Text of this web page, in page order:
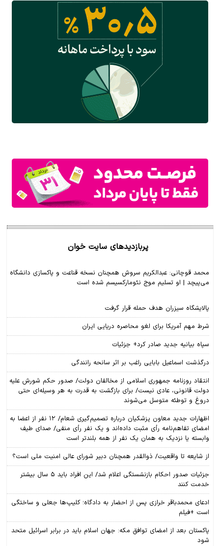
پربازدیدهای سایت خوان
محمد قوچانی: عبدالکریم سروش همچنان نسخه قناعت و پاکسازی دانشگاه
می‌پیچد | او تسلیم موج نئومارکسیسم شده است
پالایشگاه سیزران هدف حمله قرار گرفت
شرط مهم آمریکا برای لغو محاصره دریایی ایران
سپاه بیانیه جدید صادر کرد+ جزئیات
درگذشت اسماعیل بابایی راغب بر اثر سانحه رانندگی
انتقاد روزنامه جمهوری اسلامی از مخالفان دولت/ صدور حکم شورش علیه
دولت قانونی، عادی نیست/ برای بازگشت به قدرت به هر وسیله‌ای حتی
دروغ و توطئه متوسل می‌شوند
اظهارات جدید معاون پزشکیان درباره تصمیم‌گیری شعام/ ۱۲ نفر از اعضا به
امضای تفاهم‌نامه رأی مثبت داده‌اند و یک نفر رأی منفی/ صدای طیف
وابسته یا نزدیک به همان یک نفر از همه بلندتر است
از شایعه تا واقعیت/ ذوالقدر همچنان دبیر شورای ‌عالی امنیت ملی است؟
جزئیات صدور احکام بازنشستگی اعلام شد/ این افراد باید ۵ سال بیشتر
خدمت کنند
ادعای محمدباقر خرازی پس از احضار به دادگاه؛ کلیپ‌ها جعلی و ساختگی
است +فیلم
پاکستان بعد از امضای توافق مکه: جهان اسلام باید در برابر اسرائیل متحد
شود